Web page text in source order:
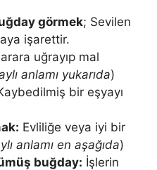
görmek; Sevilen
işarettir.
uğrayıp mal
anlamı yukarıda)
bir eşyayı
Evliliğe veya iyi bir
anlamı en aşağıda)
buğday: İşlerin